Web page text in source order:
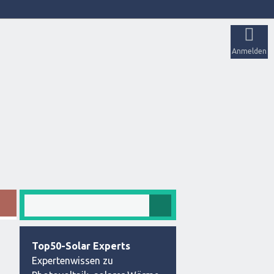
Anmelden
Top50-Solar Experts
Expertenwissen zu